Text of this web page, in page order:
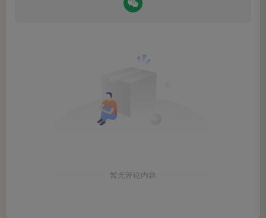
力、创造力，与环境的安静程度、光线、气流、色彩、空间
暂无评论内容